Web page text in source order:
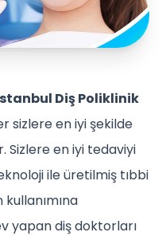
Diş Poliklinik
sizlere en iyi şekilde
en iyi tedaviyi
ile üretilmiş tıbbi
yapan diş doktorları